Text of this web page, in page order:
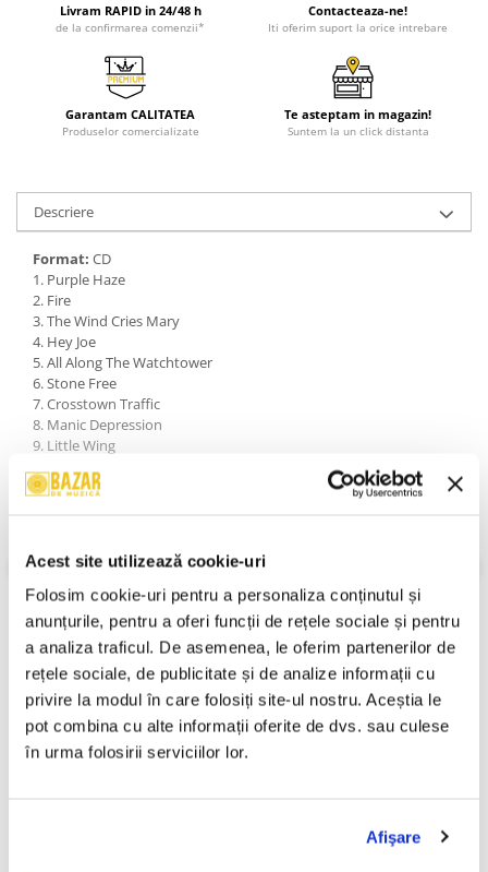
Acest site utilizează cookie-uri
Folosim cookie-uri pentru a personaliza conținutul și
anunțurile, pentru a oferi funcții de rețele sociale și pentru
a analiza traficul. De asemenea, le oferim partenerilor de
rețele sociale, de publicitate și de analize informații cu
privire la modul în care folosiți site-ul nostru. Aceștia le
pot combina cu alte informații oferite de dvs. sau culese
în urma folosirii serviciilor lor.
Afişare
Livram RAPID in 24/48 h
de la confirmarea comenzii*
Contacteaza-ne!
Iti oferim suport la orice intrebare
Garantam CALITATEA
Produselor comercializate
Te asteptam in magazin!
Suntem la un click distanta
Descriere
Format: CD
1. Purple Haze
2. Fire
3. The Wind Cries Mary
4. Hey Joe
5. All Along The Watchtower
6. Stone Free
7. Crosstown Traffic
8. Manic Depression
9. Little Wing
11. Foxy Lady
15. Voodoo Child (Slight Return)
16. Freedom
17. Night Bird Flying
18. Angel
19. Dolly Dagger
20. Star Spangled Banner
VEZI MAI MULT
An Lansare:1997
Stil:Rock ; Blues Rock
Stare Disc:Near Mint (NM or M-)
Stare Coperta:Near Mint (NM or M-)
Informatii conformitate produs
Review-uri(0)
PRODUSE ALTERNATIVE